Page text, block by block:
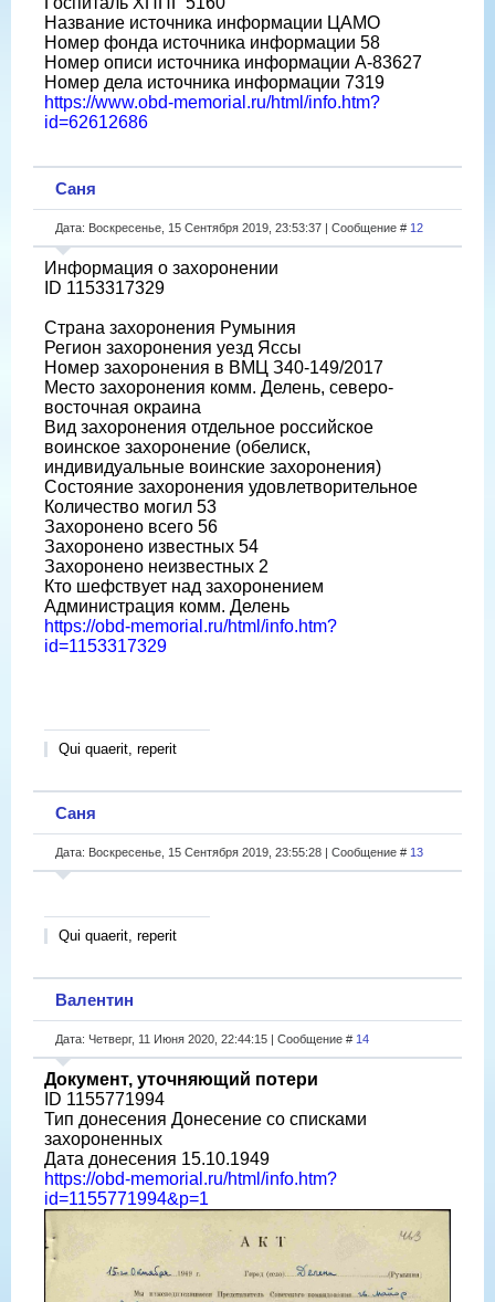
Название источника информации ЦАМО
Номер фонда источника информации 58
Номер описи источника информации А-83627
Номер дела источника информации 7319
https://www.obd-memorial.ru/html/info.htm?
id=62612686
Саня
Дата: Воскресенье, 15 Сентября 2019, 23:53:37 | Сообщение # 12
Информация о захоронении
ID 1153317329
Страна захоронения Румыния
Регион захоронения уезд Яссы
Номер захоронения в ВМЦ З40-149/2017
Место захоронения комм. Делень, северо-
восточная окраина
Вид захоронения отдельное российское
воинское захоронение (обелиск,
индивидуальные воинские захоронения)
Состояние захоронения удовлетворительное
Количество могил 53
Захоронено всего 56
Захоронено известных 54
Захоронено неизвестных 2
Кто шефствует над захоронением
Администрация комм. Делень
https://obd-memorial.ru/html/info.htm?
id=1153317329
Qui quaerit, reperit
Саня
Дата: Воскресенье, 15 Сентября 2019, 23:55:28 | Сообщение # 13
Qui quaerit, reperit
Валентин
Дата: Четверг, 11 Июня 2020, 22:44:15 | Сообщение # 14
Документ, уточняющий потери
ID 1155771994
Тип донесения Донесение со списками
захороненных
Дата донесения 15.10.1949
https://obd-memorial.ru/html/info.htm?
id=1155771994&p=1